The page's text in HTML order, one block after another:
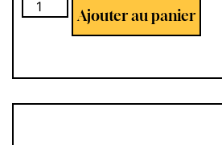
Ajouter au panier